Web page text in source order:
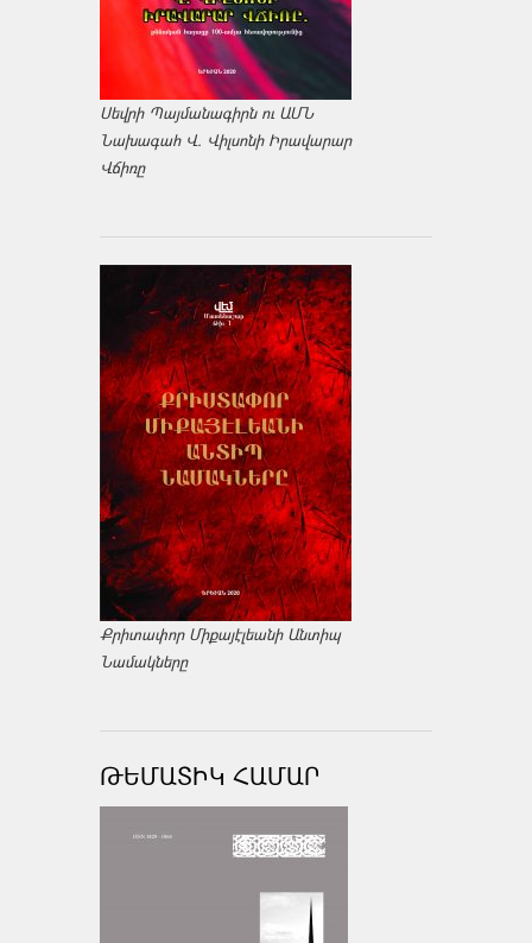
Սեվրի Պայմանագիրն ու ԱՄՆ
Նախագահ Վ. Վիլսոնի Իրավարար
Վճիռը
Քրիտափոր Միքայէլեանի Անտիպ
Նամակները
ԹԵՄԱՏԻԿ ՀԱՄԱՐ